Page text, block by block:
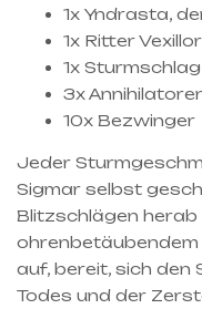
1x Yndrasta,
1x Ritter
1x
3x
10x Bezwinger
Jeder
Sigmar selbst
Blitzschlägen
auf, bereit, sich
Todes und der